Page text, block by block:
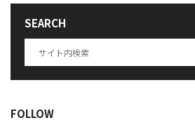
SEARCH
FOLLOW